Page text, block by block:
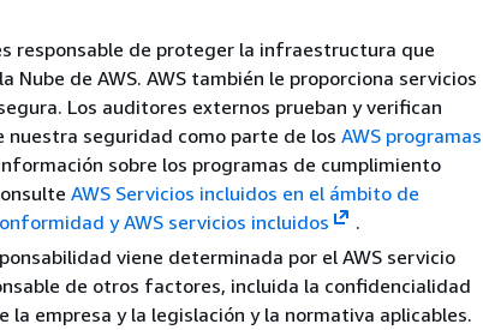
responsable de proteger la infraestructura que
Nube de AWS. AWS también le proporciona servicios
Los auditores externos prueban y verifican
seguridad como parte de los AWS programas
sobre los programas de cumplimiento
AWS Servicios incluidos en el ámbito de
y AWS servicios incluidos
.
viene determinada por el AWS servicio
de otros factores, incluida la confidencialidad
la empresa y la legislación y la normativa aplicables.